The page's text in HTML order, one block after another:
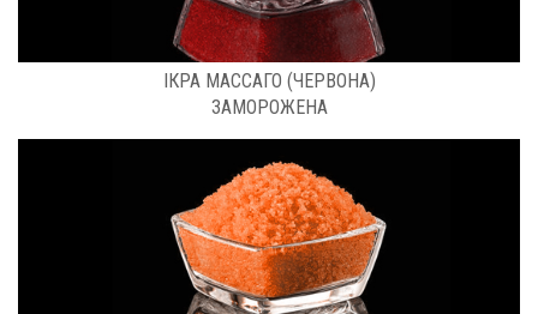
РОЗФАСОВКА: 0.5 КГ
ІКРА МАССАГО (ЧЕРВОНА)
ЗАМОРОЖЕНА